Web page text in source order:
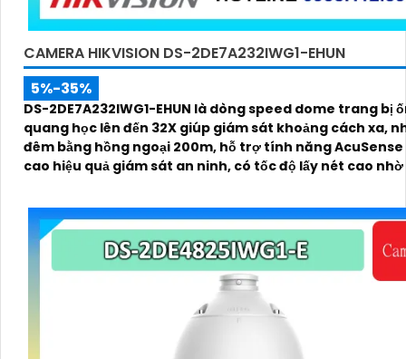
CAMERA HIKVISION DS-2DE7A232IWG1-EHUN
5%-35%
DS-2DE7A232IWG1-EHUN là dòng speed dome trang bị
quang học lên đến 32X giúp giám sát khoảng cách xa,
đêm bằng hồng ngoại 200m, hỗ trợ tính năng
cao hiệu quả giám sát an ninh, có tốc độ lấy nét cao